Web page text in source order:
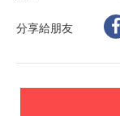
分享給朋友